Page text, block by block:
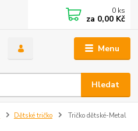
Menu
Hledat
0 ks
za 0,00 Kč
Dětské tričko
Tričko dětské-Metal